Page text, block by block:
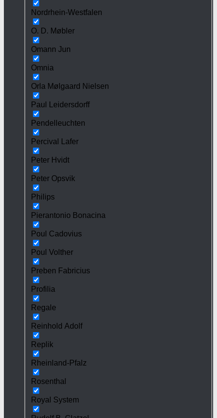
Nordrhein-Westfalen
O. D. Møbler
Omann Jun
Omnia
Orla Mølgaard Nielsen
Paul Leidersdorff
Pendelleuchten
Percival Lafer
Peter Hvidt
Peter Opsvik
Philips
Pierantonio Bonacina
Poul Cadovius
Poul Volther
Preben Fabricius
Profilia
Regale
Reinhold Adolf
Replik
Rheinland-Pfalz
Rosenthal
Royal System